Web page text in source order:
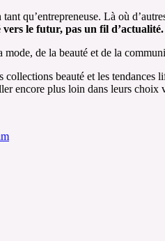
qu’entrepreneuse. Là où
le futur, pas un fil d’actualité.
mode, de la beauté et de la
beauté et les tendances
encore plus loin dans leurs choix